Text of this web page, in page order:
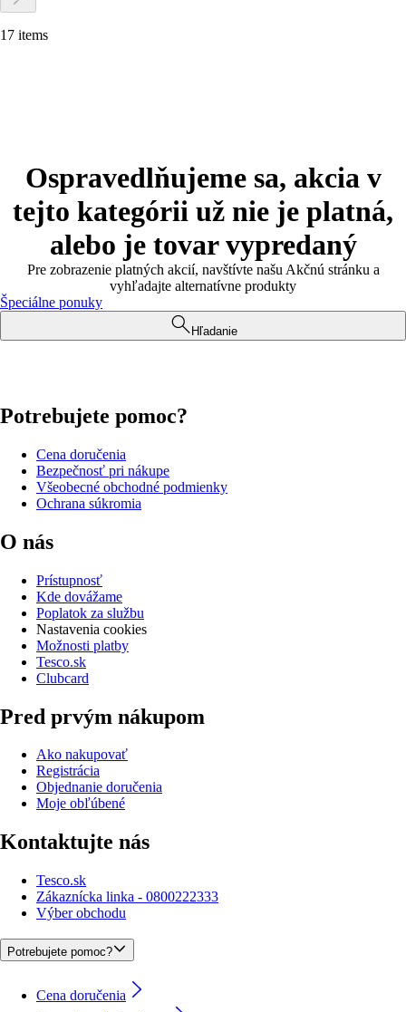
17 items
Ospravedlňujeme sa, akcia v
tejto kategórii už nie je platná,
alebo je tovar vypredaný
Pre zobrazenie platných akcií, navštívte našu Akčnú stránku a
vyhľadajte alternatívne produkty
Špeciálne ponuky
Hľadanie
Potrebujete pomoc?
Cena doručenia
Bezpečnosť pri nákupe
Všeobecné obchodné podmienky
Ochrana súkromia
O nás
Prístupnosť
Kde dovážame
Poplatok za službu
Nastavenia cookies
Možnosti platby
Tesco.sk
Clubcard
Pred prvým nákupom
Ako nakupovať
Registrácia
Objednanie doručenia
Moje obľúbené
Kontaktujte nás
Tesco.sk
Zákaznícka linka - 0800222333
Výber obchodu
Potrebujete pomoc?
Cena doručenia